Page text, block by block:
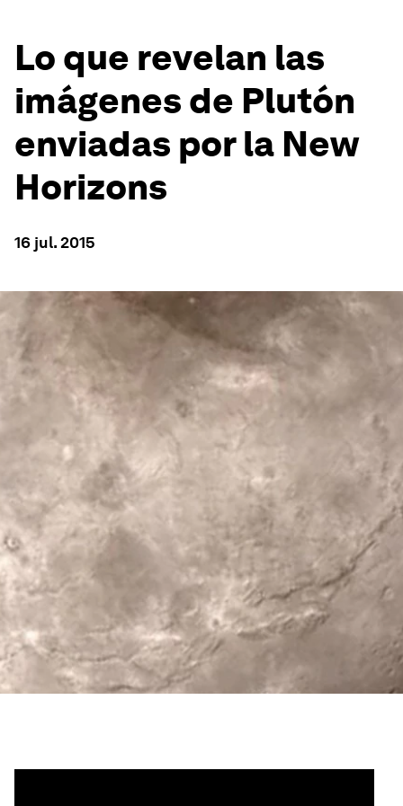
Lo que revelan las
imágenes de Plutón
enviadas por la New
Horizons
16 jul. 2015